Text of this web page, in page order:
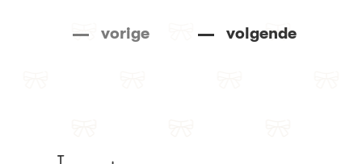
vorige volgende